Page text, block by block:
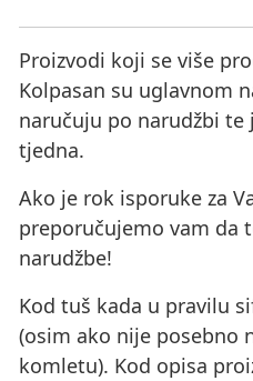
Proizvodi koji se više
Kolpasan su uglavnom
naručuju po narudžbi te
tjedna.
Ako je rok isporuke za
preporučujemo vam da
narudžbe!
Kod tuš kada u pravilu
(osim ako nije posebno
komletu). Kod opisa